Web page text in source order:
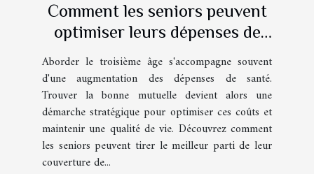
Comment les seniors peuvent
optimiser leurs dépenses de
santé avec une mutuelle
adaptée
Aborder le troisième âge s'accompagne souvent
d'une augmentation des dépenses de santé.
Trouver la bonne mutuelle devient alors une
démarche stratégique pour optimiser ces coûts et
maintenir une qualité de vie. Découvrez comment
les seniors peuvent tirer le meilleur parti de leur
couverture de...